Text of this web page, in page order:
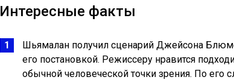
Интересные факты
Шьямалан получил сценарий Джейсона
его постановкой. Режиссеру нравится
обычной человеческой точки зрения. По его